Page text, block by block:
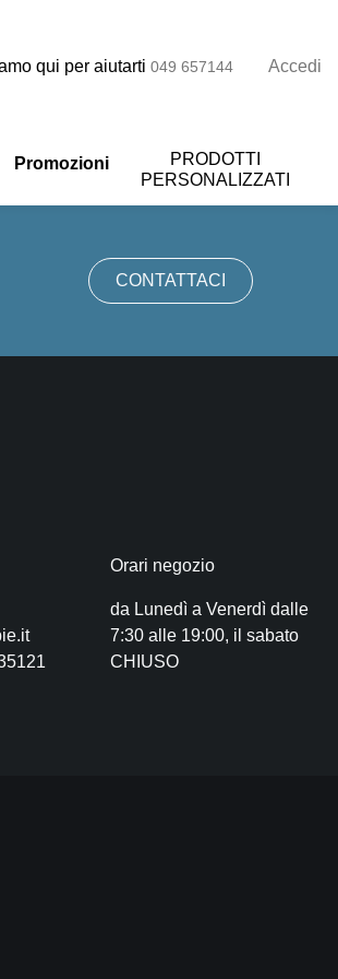
qui per aiutarti 049 657144 Accedi
Promozioni
PRODOTTI
PERSONALIZZATI
CONTATTACI
Orari negozio
da Lunedì a Venerdì dalle
7:30 alle 19:00, il sabato
CHIUSO